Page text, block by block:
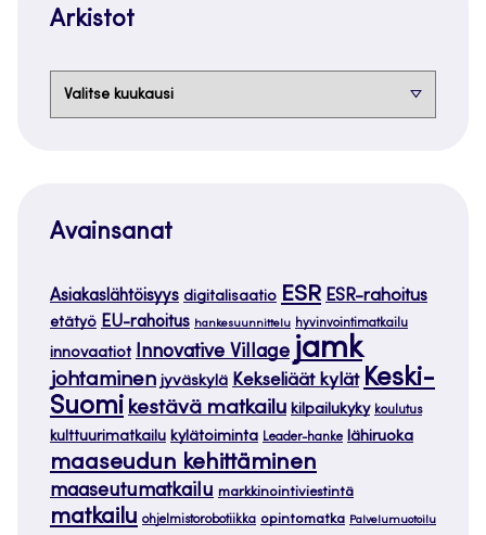
Arkistot
Avainsanat
Asiakaslähtöisyys digitalisaatio ESR ESR-rahoitus
etätyö EU-rahoitus hankesuunnittelu hyvinvointimatkailu
innovaatiot Innovative Village jamk
johtaminen jyväskylä Kekseliäät kylät Keski-
Suomi kestävä matkailu kilpailukyky koulutus
kulttuurimatkailu kylätoiminta Leader-hanke lähiruoka
maaseudun kehittäminen
maaseutumatkailu markkinointiviestintä
matkailu ohjelmistorobotiikka opintomatka Palvelumuotoilu